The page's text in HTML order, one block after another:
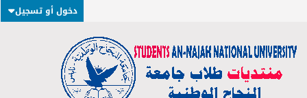
دخول أو تسجيل